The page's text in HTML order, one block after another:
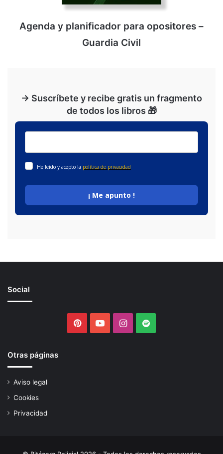
Agenda y planificador para opositores –
Guardia Civil
→ Suscríbete y recibe gratis un fragmento
de todos los libros 🎁
He leído y acepto la política de privacidad
¡ Me apunto !
Social
PinterestYouTubeInstagram
Spotify
Otras páginas
Aviso legal
Cookies
Privacidad